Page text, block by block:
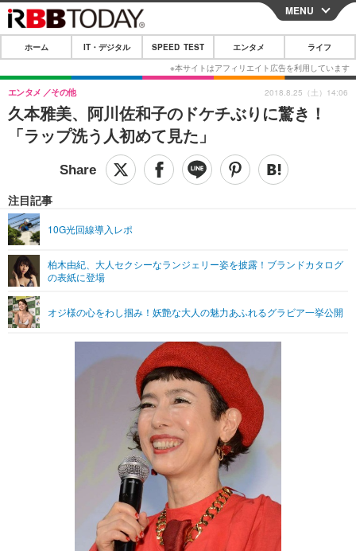
CLOSE
ホーム
IT・デジタル
IT・デジタルTOP スマートフォン
ネタ
ショッピング その他
SPEED TEST
エンタメTOP 映画・ドラマ
グラビア
ショッピング その他
ライフTOP
その他
リリース一覧
プッシュ通知の停止方法
MENU
ホーム IT・デジタル SPEED TEST エンタメ ライフ
久本雅美、阿川佐和子のドケチぶりに驚き！
「ラップ洗う人初めて見た」
エンタメ その他
注目記事
10G光回線導入レポ
柏木由紀、大人セクシーなランジェリー姿を披露！ブランドカタログ
の表紙に登場
オジ様の心をわし掴み！妖艶な大人の魅力あふれるグラビア一挙公開
2018.8.25（土）14:06